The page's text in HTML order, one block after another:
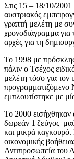
Στις 15 – 18/10/
αυστριακός
γραπτή μελέτη με
χρονοδιάγραμμα
αρχές για τη
Το 1998 με
πάλιν ο Τσέχος
μελέτη τόσο για τον
εμπλουτίστηκε με
Το 2000
δωρεάν 1 ζεύγος
και μικρά
οικονομικής
Αντιπροσωπεία του